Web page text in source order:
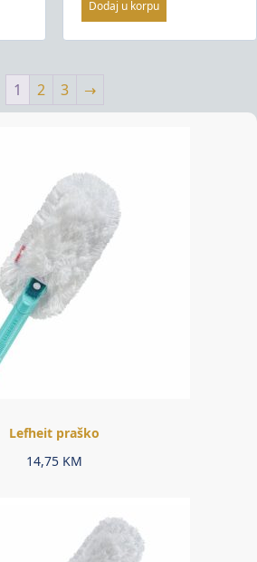
Dodaj u korpu
1 2 3 →
Lefheit praško
14,75 KM